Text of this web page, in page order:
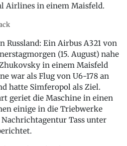
Airlines in einem Maisfeld.
Russland: Ein Airbus A321 von
(15. August) nahe
in einem Maisfeld
war als Flug von U6-178 an
hatte Simferopol als Ziel.
geriet die Maschine in einen
einige in die Triebwerke
Tass unter